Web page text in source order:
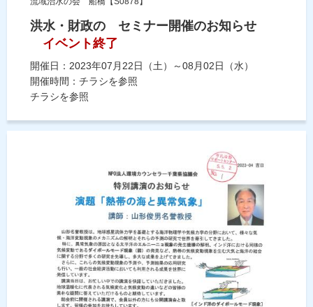
洪水・財政の セミナー開催のお知らせ
イベント終了
開催日：2023年07月22日（土）～08月02日（水）
開催時間：チラシを参照
チラシを参照